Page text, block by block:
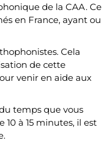
de la CAA. Ce
en France, ayant ou
Cela
de cette
venir en aide aux
temps que vous
à 15 minutes, il est